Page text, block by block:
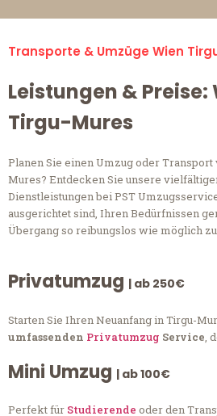
Transporte & Umzüge Wien
Leistungen & Preise:
Tirgu-Mures
Planen Sie einen Umzug oder
Mures? Entdecken Sie unsere
Dienstleistungen bei PST
ausgerichtet sind, Ihren Bedürfnissen
Übergang so reibungslos wie möglich
Privatumzug | ab 250€
Starten Sie Ihren Neuanfang in Tirgu-
umfassenden Privatumzug Service,
Mini Umzug | ab 100€
Perfekt für Studierende oder den